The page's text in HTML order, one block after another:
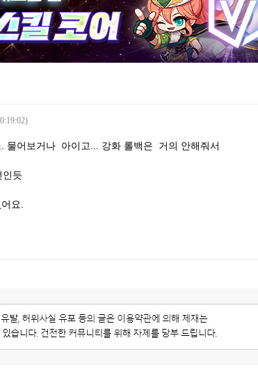
물어보거나 아이고... 강화 롤백은 거의 안해줘서
인듯
요.